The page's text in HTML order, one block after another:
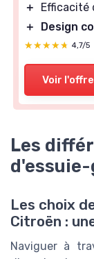
＋
Efficacité
＋
Design
★★★★★
★★★★★ 4,7/5
Voir l'offre
Les
Les choix
Citroën :
Naviguer à